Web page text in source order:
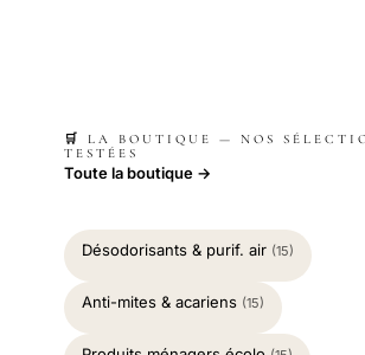
🛒 LA BOUTIQUE — NOS
TESTÉES
Toute la boutique →
Désodorisants & purif. air (15)
Anti-mites & acariens (15)